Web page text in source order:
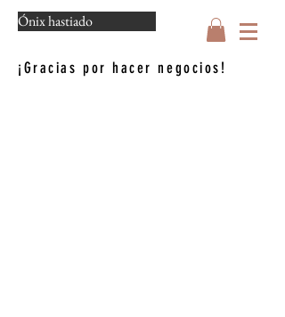
¡Gracias por hacer negocios!
Ónix hastiado